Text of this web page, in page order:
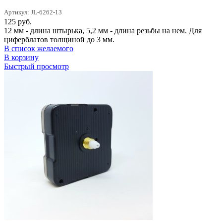
Артикул: JL-6262-13
125 руб.
12 мм - длина штырька, 5,2 мм - длина резьбы на нем. Для
циферблатов толщиной до 3 мм.
В список желаемого
В корзину
Быстрый просмотр